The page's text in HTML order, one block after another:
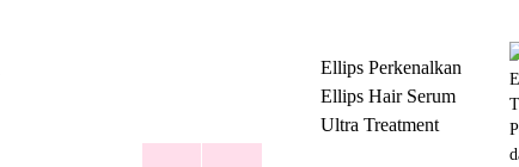
Ellips Perkenalkan
Ellips Hair Serum
Ultra Treatment